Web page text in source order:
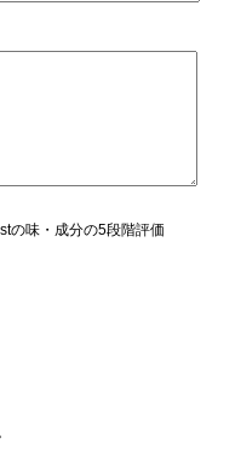
の味・成分の5段階評価